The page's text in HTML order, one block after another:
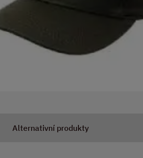
Alternativní produkty